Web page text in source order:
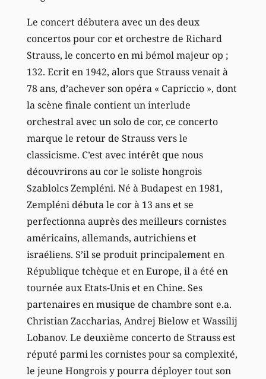
Le concert débutera avec un des deux
concertos pour cor et orchestre de Richard
Strauss, le concerto en mi bémol majeur op ;
132. Ecrit en 1942, alors que Strauss venait à
78 ans, d’achever son opéra « Capriccio », dont
la scène finale contient un interlude
orchestral avec un solo de cor, ce concerto
marque le retour de Strauss vers le
classicisme. C’est avec intérêt que nous
découvrirons au cor le soliste hongrois
Szablolcs Zempléni. Né à Budapest en 1981,
Zempléni débuta le cor à 13 ans et se
perfectionna auprès des meilleurs cornistes
américains, allemands, autrichiens et
israéliens. S’il se produit principalement en
République tchèque et en Europe, il a été en
tournée aux Etats-Unis et en Chine. Ses
partenaires en musique de chambre sont e.a.
Christian Zaccharias, Andrej Bielow et Wassilij
Lobanov. Le deuxième concerto de Strauss est
réputé parmi les cornistes pour sa complexité,
le jeune Hongrois y pourra déployer tout son